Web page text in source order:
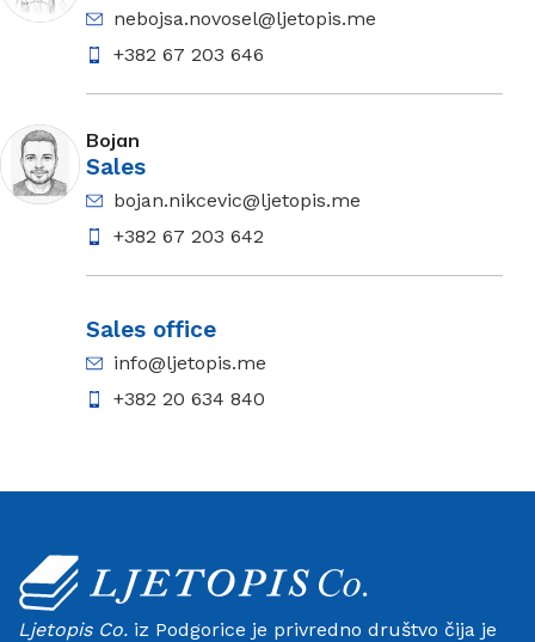
nebojsa.novosel@ljetopis.me
+382 67 203 646
Bojan
Sales
bojan.nikcevic@ljetopis.me
+382 67 203 642
Sales office
info@ljetopis.me
+382 20 634 840
Ljetopis Co. iz Podgorice je privredno društvo čija je